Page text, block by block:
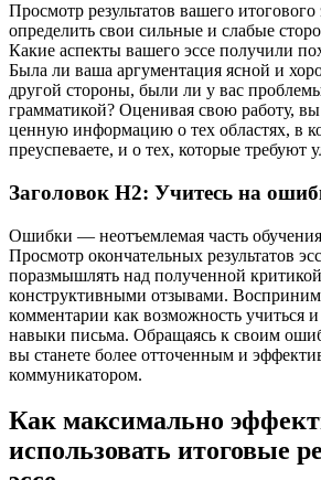
Просмотр результатов вашего итогового
определить свои сильные и слабые
Какие аспекты вашего эссе получили
Была ли ваша аргументация ясной и
другой стороны, были ли у вас
грамматикой? Оценивая свою работу,
ценную информацию о тех областях, в
преуспеваете, и о тех, которые требуют
Заголовок H2: Учитесь на
Ошибки — неотъемлемая часть обучения
Просмотр окончательных результатов
поразмышлять над полученной
конструктивными отзывами.
комментарии как возможность учиться и
навыки письма. Обращаясь к своим
вы станете более отточенным и
коммуникатором.
Как максимально
использовать итоговые